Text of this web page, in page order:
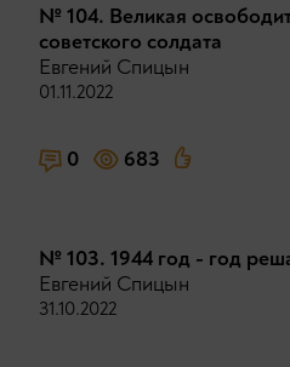
№ 104. Великая
советского солдата
Евгений Спицын
01.11.2022
0 683
№ 103. 1944 год - год
Евгений Спицын
31.10.2022